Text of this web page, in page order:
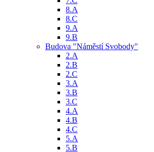
8.A
8.C
9.A
9.B
Budova "Náměstí Svobody"
2.A
2.B
2.C
3.A
3.B
3.C
4.A
4.B
4.C
5.A
5.B